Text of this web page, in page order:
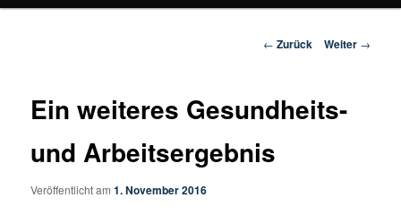
Beitrags-
← Zurück Weiter →
Ein weiteres Gesundheits-
und Arbeitsergebnis
Veröffentlicht am1. November 2016